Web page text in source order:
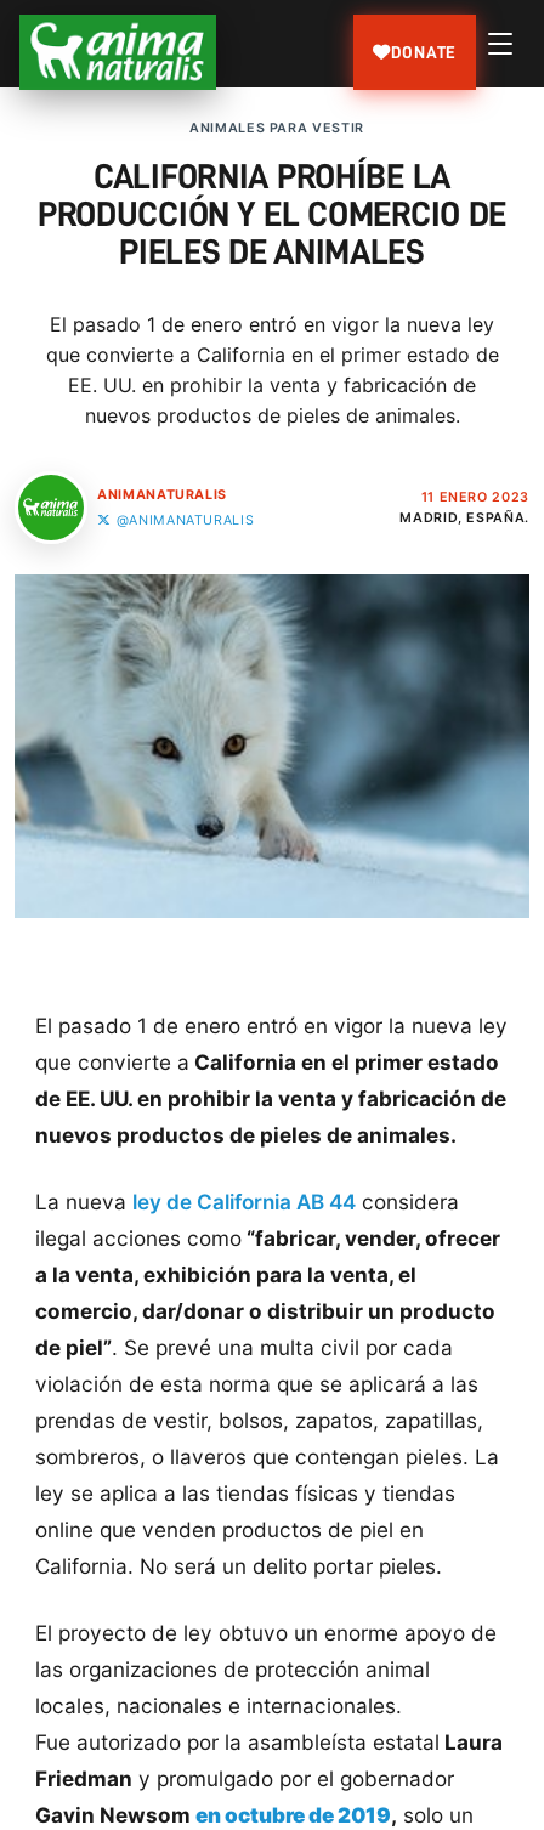
DONATE
ANIMALES PARA VESTIR
CALIFORNIA PROHÍBE LA
PRODUCCIÓN Y EL COMERCIO DE
PIELES DE ANIMALES
El pasado 1 de enero entró en vigor la nueva ley
que convierte a California en el primer estado de
EE. UU. en prohibir la venta y fabricación de
nuevos productos de pieles de animales.
ANIMANATURALIS
@ANIMANATURALIS
11 ENERO 2023
MADRID, ESPAÑA.
El pasado 1 de enero entró en vigor la nueva ley
que convierte a California en el primer estado
de EE. UU. en prohibir la venta y fabricación de
nuevos productos de pieles de animales.
La nueva ley de California AB 44considera
ilegal acciones como“fabricar, vender, ofrecer
a la venta, exhibición para la venta, el
comercio, dar/donar o distribuir un producto
de piel”. Se prevé una multa civil por cada
violación de esta norma que se aplicará a las
prendas de vestir, bolsos, zapatos, zapatillas,
sombreros, o llaveros que contengan pieles. La
ley se aplica a las tiendas físicas y tiendas
online que venden productos de piel en
California. No será un delito portar pieles.
El proyecto de ley obtuvo un enorme apoyo de
las organizaciones de protección animal
locales, nacionales e internacionales.
Fue autorizado por la asambleísta estatal Laura
Friedman y promulgado por el gobernador
Gavin Newsom en octubre de 2019, solo un